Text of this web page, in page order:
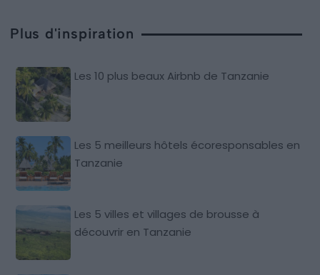
Plus d'inspiration
Les 10 plus beaux Airbnb de Tanzanie
Les 5 meilleurs hôtels écoresponsables en
Tanzanie
Les 5 villes et villages de brousse à
découvrir en Tanzanie